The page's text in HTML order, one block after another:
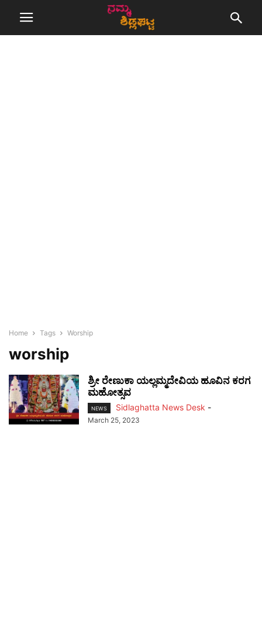
Home Tags Worship
worship
ಶ್ರೀ ರೇಣುಕಾ ಯಲ್ಲಮ್ಮದೇವಿಯ ಹೂವಿನ ಕರಗ
ಮಹೋತ್ಸವ
NEWS Sidlaghatta News Desk -
March 25, 2023